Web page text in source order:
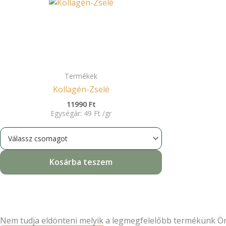
Termékek
Kollagén-Zselé
11990 Ft
Egységár: 49 Ft /gr
Kosárba teszem
Nem tudja eldönteni melyik a legmegfelelőbb termékünk